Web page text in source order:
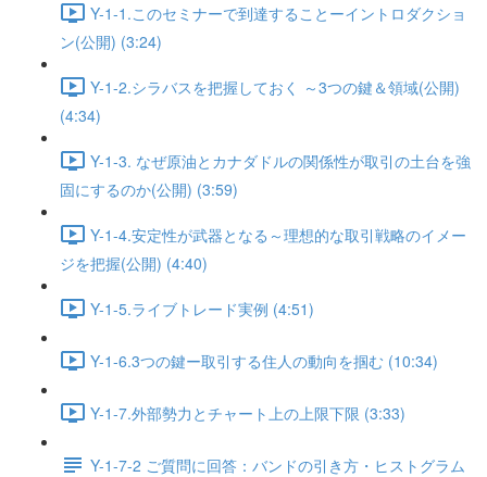
Y-1-1.このセミナーで到達することーイントロダクショ
ン(公開) (3:24)
Y-1-2.シラバスを把握しておく ～3つの鍵＆領域(公開)
(4:34)
Y-1-3. なぜ原油とカナダドルの関係性が取引の土台を強
固にするのか(公開) (3:59)
Y-1-4.安定性が武器となる～理想的な取引戦略のイメー
ジを把握(公開) (4:40)
Y-1-5.ライブトレード実例 (4:51)
Y-1-6.3つの鍵ー取引する住人の動向を掴む (10:34)
Y-1-7.外部勢力とチャート上の上限下限 (3:33)
Y-1-7-2 ご質問に回答：バンドの引き方・ヒストグラム